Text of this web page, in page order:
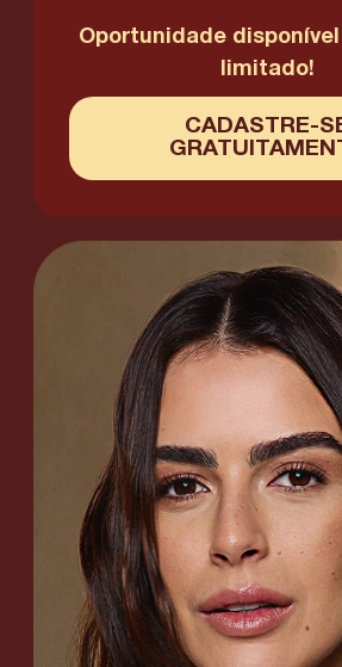
Oportunidade
limitado!
CADASTRE-